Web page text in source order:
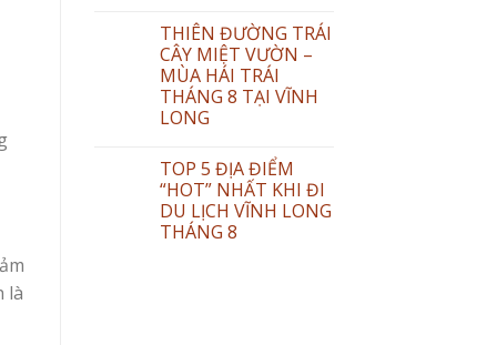
là
THIÊN ĐƯỜNG TRÁI
CÂY MIỆT VƯỜN –
MÙA HÁI TRÁI
THÁNG 8 TẠI VĨNH
LONG
TOP 5 ĐỊA ĐIỂM
“HOT” NHẤT KHI ĐI
DU LỊCH VĨNH LONG
THÁNG 8